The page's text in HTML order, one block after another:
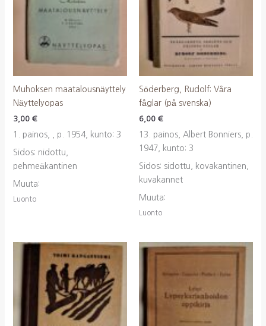
Muhoksen maatalousnäyttely
Näyttelyopas
3,00 €
1. painos, , p. 1954, kunto: 3
Sidos: nidottu,
pehmeäkantinen
Muuta:
Luonto
Söderberg, Rudolf: Våra
fåglar (på svenska)
6,00 €
13. painos, Albert Bonniers, p.
1947, kunto: 3
Sidos: sidottu, kovakantinen,
kuvakannet
Muuta:
Luonto